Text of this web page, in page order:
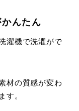
んたん
濯機で洗濯がで
材の質感が変わ
す。